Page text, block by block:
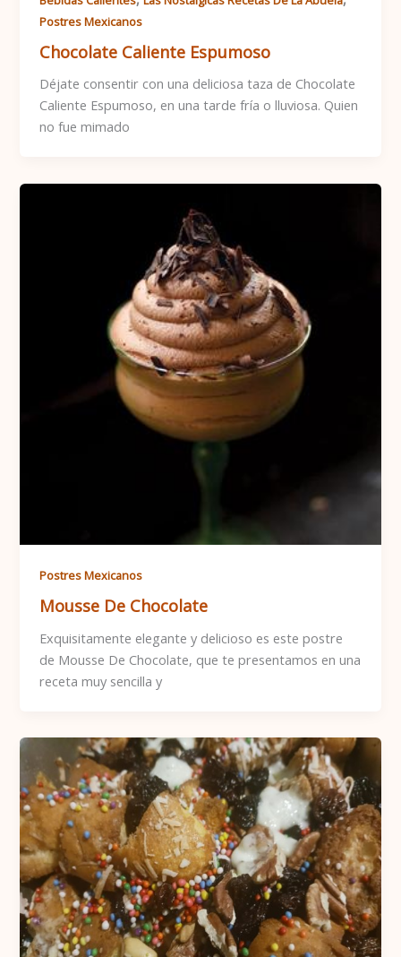
Postres Mexicanos
Chocolate Caliente Espumoso
Déjate consentir con una deliciosa taza de Chocolate
Caliente Espumoso, en una tarde fría o lluviosa. Quien
no fue mimado
Postres Mexicanos
Mousse De Chocolate
Exquisitamente elegante y delicioso es este postre
de Mousse De Chocolate, que te presentamos en una
receta muy sencilla y